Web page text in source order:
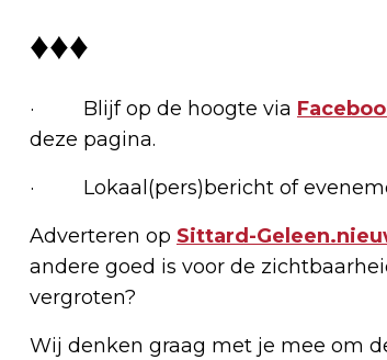
♦♦♦
· Blijf op de hoogte via
deze pagina.
· Lokaal(pers)bericht of
Adverteren op Sittard-
andere goed is voor de
vergroten?
Wij denken graag met je mee om